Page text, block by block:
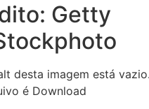
Getty